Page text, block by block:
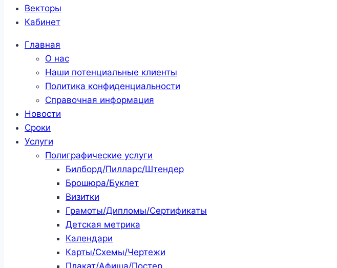
Векторы
Кабинет
Главная
О нас
Наши потенциальные клиенты
Политика конфиденциальности
Справочная информация
Новости
Сроки
Услуги
Полиграфические услуги
Билборд/Пилларс/Штендер
Брошюра/Буклет
Визитки
Грамоты/Дипломы/Сертификаты
Детская метрика
Календари
Карты/Схемы/Чертежи
Плакат/Афиша/Постер